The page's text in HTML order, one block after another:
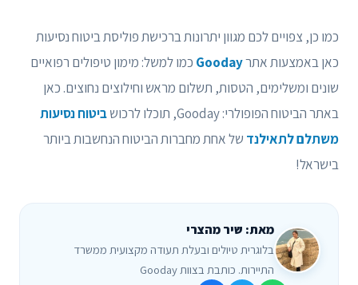
כמו כן, צפויים לכם מגוון יתרונות ברכישת פוליסת ביטוח נסיעות
כאן באמצעות אתרGooday כמו למשל: מימון טיפולים רפואיים
שונים ומשלימים, הטסות, תשלום מראש וחילוצים נחוצים. כאן
באתר הביטוח הפופולרי: Gooday, תוכלו לרכוש
ביטוח נסיעות
משתלם לתאילנד של אחת מחברות הביטוח הנחשבות ביותר
בישראל!
מאת: שיר מהצרי
בלוגרית טיולים ובעלת תעודה מקצועית ממשרד
התיירות. כותבת בצוות Gooday